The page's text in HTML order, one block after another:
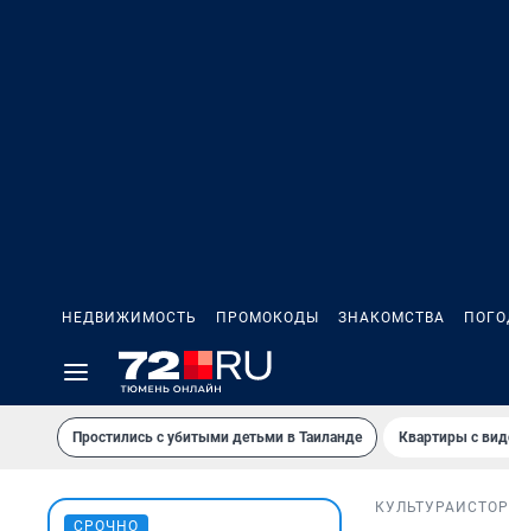
НЕДВИЖИМОСТЬ ПРОМОКОДЫ ЗНАКОМСТВА
Простились с убитыми детьми в Таиланде Квартиры с
СРОЧНО
КУЛЬТУРА